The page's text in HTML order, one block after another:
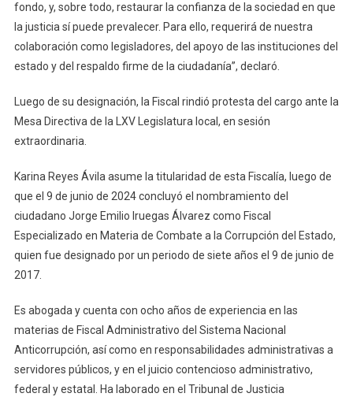
fondo, y, sobre todo, restaurar la confianza de la sociedad en que
la justicia sí puede prevalecer. Para ello, requerirá de nuestra
colaboración como legisladores, del apoyo de las instituciones del
estado y del respaldo firme de la ciudadanía”, declaró.
Luego de su designación, la Fiscal rindió protesta del cargo ante la
Mesa Directiva de la LXV Legislatura local, en sesión
extraordinaria.
Karina Reyes Ávila asume la titularidad de esta Fiscalía, luego de
que el 9 de junio de 2024 concluyó el nombramiento del
ciudadano Jorge Emilio Iruegas Álvarez como Fiscal
Especializado en Materia de Combate a la Corrupción del Estado,
quien fue designado por un periodo de siete años el 9 de junio de
2017.
Es abogada y cuenta con ocho años de experiencia en las
materias de Fiscal Administrativo del Sistema Nacional
Anticorrupción, así como en responsabilidades administrativas a
servidores públicos, y en el juicio contencioso administrativo,
federal y estatal. Ha laborado en el Tribunal de Justicia